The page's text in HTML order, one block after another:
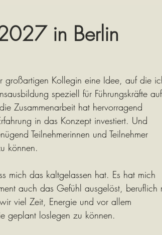
in Berlin
großartigen Kollegin eine Idee, auf die
speziell für Führungskräfte auf
Zusammenarbeit hat hervorragend
in das Konzept investiert. Und
Teilnehmerinnen und Teilnehmer
können.
mich das kaltgelassen hat. Es hat mich
auch das Gefühl ausgelöst, beruflich
viel Zeit, Energie und vor allem
geplant loslegen zu können.